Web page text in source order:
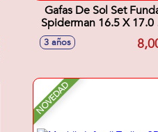
Gafas De Sol Set
Spiderman 16.5 X 17.0
3 años
NOVEDAD